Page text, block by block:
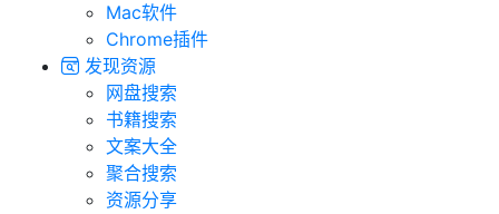
Mac软件
Chrome插件
发现资源
网盘搜索
书籍搜索
文案大全
聚合搜索
资源分享